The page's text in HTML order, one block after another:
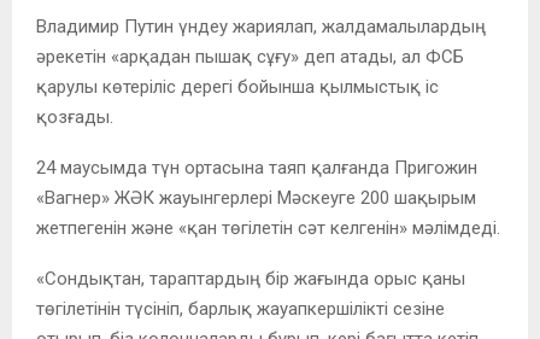
Владимир Путин үндеу жариялап, жалдамалылардың
әрекетін «арқадан пышақ сұғу» деп атады, ал ФСБ
қарулы көтеріліс дерегі бойынша қылмыстық іс
қозғады.
24 маусымда түн ортасына таяп қалғанда Пригожин
«Вагнер» ЖӘК жауынгерлері Мәскеуге 200 шақырым
жетпегенін және «қан төгілетін сәт келгенін» мәлімдеді.
«Сондықтан, тараптардың бір жағында орыс қаны
төгілетінін түсініп, барлық жауапкершілікті сезіне